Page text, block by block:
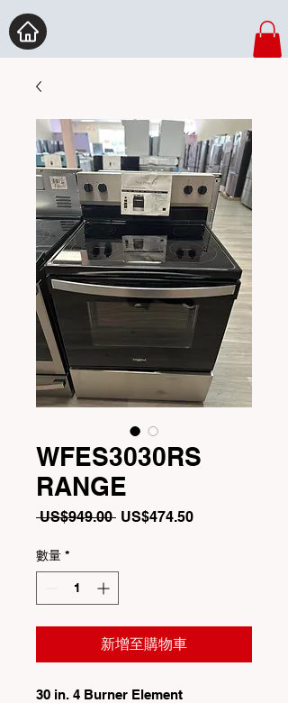
WFES3030RS
RANGE
US$949.00 一
格
US$474.50促
數量 *
新增至購物車
30 in. 4 Burner Element